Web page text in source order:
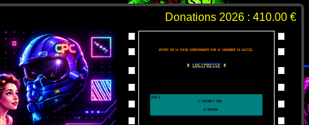
Donations 2026 : 410.00 €